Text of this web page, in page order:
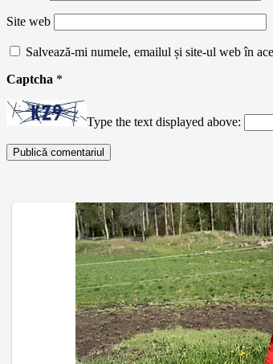
Site web
Salvează-mi numele, emailul și site-ul web în
Captcha *
Type the text displayed above: